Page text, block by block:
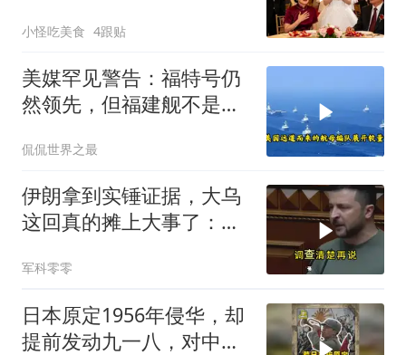
小怪吃美食 4跟贴
美媒罕见警告：福特号仍
然领先，但福建舰不是中
侃侃世界之最
伊朗拿到实锤证据，大乌
这回真的摊上大事了：私
军科零零
日本原定1956年侵华，却
提前发动九一八，对中国